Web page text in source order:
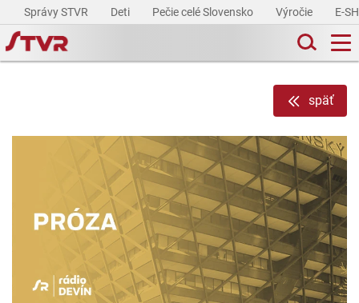
Správy STVR Deti Pečie celé Slovensko Výročie E-
späť